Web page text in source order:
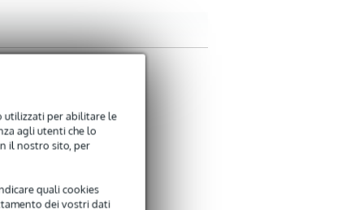
utilizzati per abilitare le
agli utenti che lo
il nostro sito, per
quali cookies
dei vostri dati